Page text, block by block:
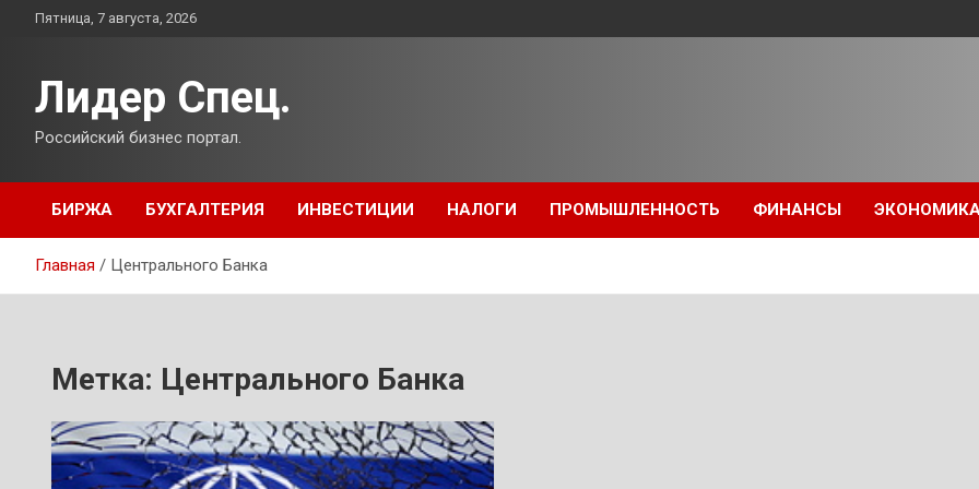
ПерейтиПятница, 7 августа, 2026
Лидер Спец.
Российский бизнес портал.
БИРЖА БУХГАЛТЕРИЯ ИНВЕСТИЦИИ НАЛОГИ ПРОМЫШЛЕННОСТЬ ФИНАНСЫ
Главная Центрального Банка
Метка: Центрального Банка